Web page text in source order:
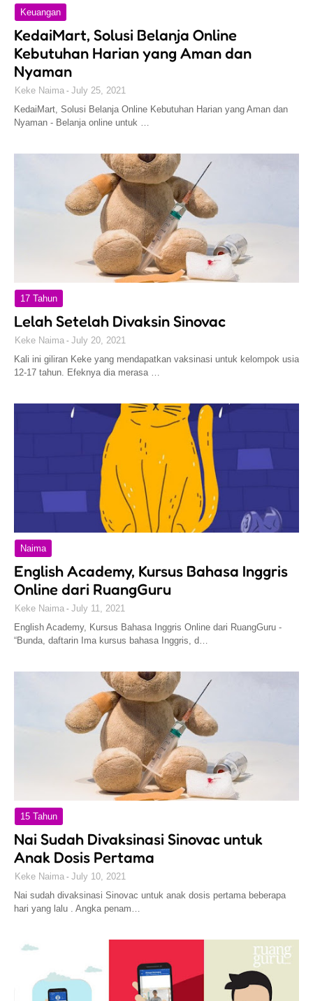
Keuangan
KedaiMart, Solusi Belanja Online
Kebutuhan Harian yang Aman dan
Nyaman
Keke Naima
July 25, 2021
KedaiMart, Solusi Belanja Online Kebutuhan Harian yang Aman dan
Nyaman - Belanja online untuk …
17 Tahun
Lelah Setelah Divaksin Sinovac
Keke Naima
July 20, 2021
Kali ini giliran Keke yang mendapatkan vaksinasi untuk kelompok usia
12-17 tahun. Efeknya dia merasa …
Naima
English Academy, Kursus Bahasa Inggris
Online dari RuangGuru
Keke Naima
July 11, 2021
English Academy, Kursus Bahasa Inggris Online dari RuangGuru -
“Bunda, daftarin Ima kursus bahasa Inggris, d…
15 Tahun
Nai Sudah Divaksinasi Sinovac untuk
Anak Dosis Pertama
Keke Naima
July 10, 2021
Nai sudah divaksinasi Sinovac untuk anak dosis pertama beberapa
hari yang lalu . Angka penam…